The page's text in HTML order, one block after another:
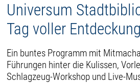
Universum
Tag voller
Ein buntes Programm mit
Führungen hinter die Kulissen,
Schlagzeug-Workshop und Live-